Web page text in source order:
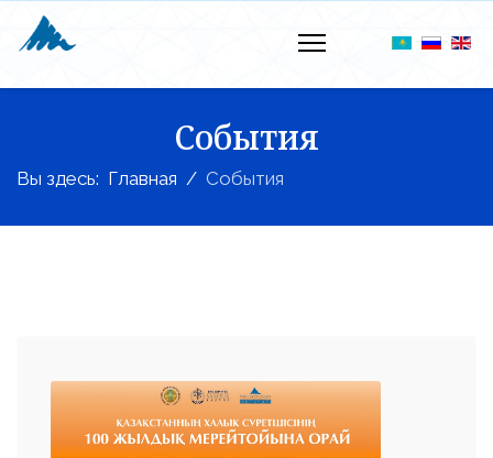
События
Вы здесь: Главная События